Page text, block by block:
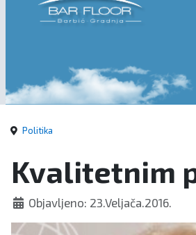
Politika
Politika
Kvalitetnim
Objavljeno: 23.Veljača.2016.